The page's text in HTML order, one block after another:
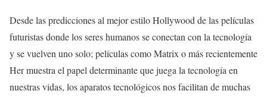
Desde las predicciones al mejor estilo Hollywood de las películas
futuristas donde los seres humanos se conectan con la tecnología
y se vuelven uno solo; películas como Matrix o más recientemente
Her muestra el papel determinante que juega la tecnología en
nuestras vidas, los aparatos tecnológicos nos facilitan de muchas